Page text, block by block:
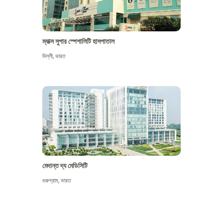
ম্যাক্স সুপার স্পেশালিটি হাসপাতাল
দিল্লী,ভারত
মেদান্ত দ্য মেডিসিটি
গুরুগ্রাম,ভারত